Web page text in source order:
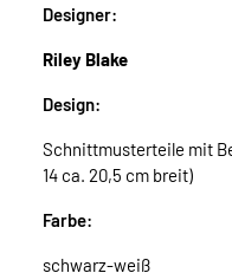
Designer:
Riley Blake
Design:
Schnittmusterteile mit
14 ca. 20,5 cm breit)
Farbe:
schwarz-weiß